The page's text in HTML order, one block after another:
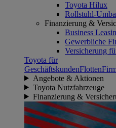
Toyota Hilux
Rollstuhl-
Finanzierung &
Business
Gewerbliche
Versicherung
Toyota für
GeschäftskundenFlotten
Angebote & Aktionen
Toyota Nutzfahrzeuge
Finanzierung &